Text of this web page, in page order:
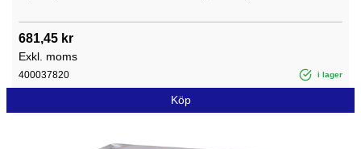
681,45 kr
Exkl. moms
400037820 i lager
Köp